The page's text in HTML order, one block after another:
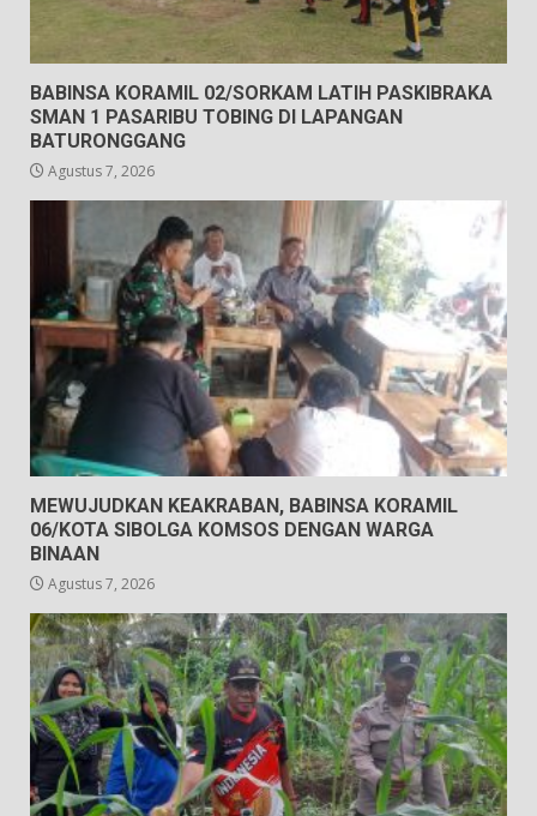
BABINSA KORAMIL 02/SORKAM LATIH PASKIBRAKA
SMAN 1 PASARIBU TOBING DI LAPANGAN
BATURONGGANG
Agustus 7, 2026
MEWUJUDKAN KEAKRABAN, BABINSA KORAMIL
06/KOTA SIBOLGA KOMSOS DENGAN WARGA
BINAAN
Agustus 7, 2026